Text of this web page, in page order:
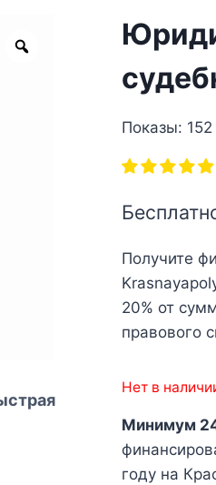
Показы:
Получите
20% от
правового
Нет в
Минимум
году на